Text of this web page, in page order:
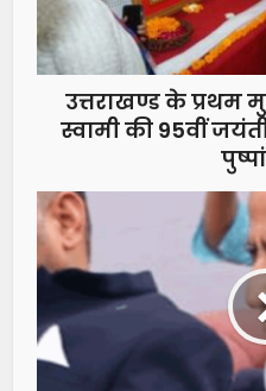
उत्तराखण्ड के प्रथम
स्वामी की 95वीं